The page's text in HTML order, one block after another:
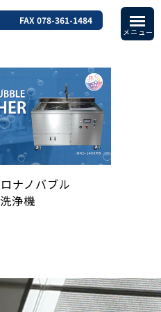
FAX 078-361-1484
ナノバブル
浄機